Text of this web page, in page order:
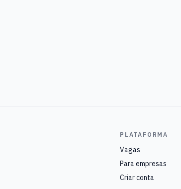
PLATAFORMA
Vagas
Para empresas
Criar conta